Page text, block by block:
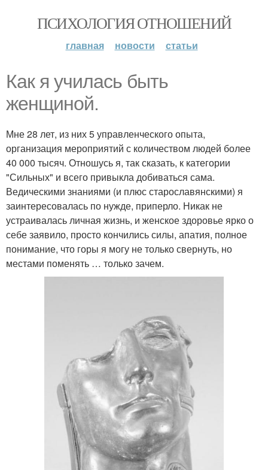
ПСИХОЛОГИЯ ОТНОШЕНИЙ
главная новости статьи
Как я училась быть
женщиной.
Мне 28 лет, из них 5 управленческого опыта,
организация мероприятий с количеством людей более
40 000 тысяч. Отношусь я, так сказать, к категории
"Сильных" и всего привыкла добиваться сама.
Ведическими знаниями (и плюс старославянскими) я
заинтересовалась по нужде, приперло. Никак не
устраивалась личная жизнь, и женское здоровье ярко о
себе заявило, просто кончились силы, апатия, полное
понимание, что горы я могу не только свернуть, но
местами поменять … только зачем.